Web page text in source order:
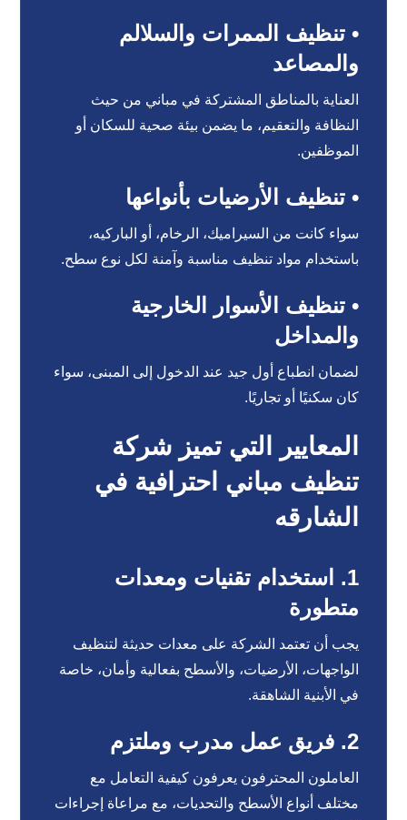
• تنظيف الممرات والسلالم
والمصاعد
العناية بالمناطق المشتركة في مباني من حيث
النظافة والتعقيم، ما يضمن بيئة صحية للسكان أو
الموظفين.
• تنظيف الأرضيات بأنواعها
سواء كانت من السيراميك، الرخام، أو الباركيه،
باستخدام مواد تنظيف مناسبة وآمنة لكل نوع سطح.
• تنظيف الأسوار الخارجية
والمداخل
لضمان انطباع أول جيد عند الدخول إلى المبنى، سواء
كان سكنيًا أو تجاريًا.
المعايير التي تميز شركة
تنظيف مباني احترافية في
الشارقه
1. استخدام تقنيات ومعدات
متطورة
يجب أن تعتمد الشركة على معدات حديثة لتنظيف
الواجهات، الأرضيات، والأسطح بفعالية وأمان، خاصة
في الأبنية الشاهقة.
2. فريق عمل مدرب وملتزم
العاملون المحترفون يعرفون كيفية التعامل مع
مختلف أنواع الأسطح والتحديات، مع مراعاة إجراءات